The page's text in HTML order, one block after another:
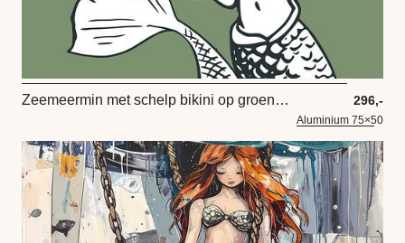
Zeemeermin met schelp bikini op groene achtergrond 296,-
Aluminium 75×50